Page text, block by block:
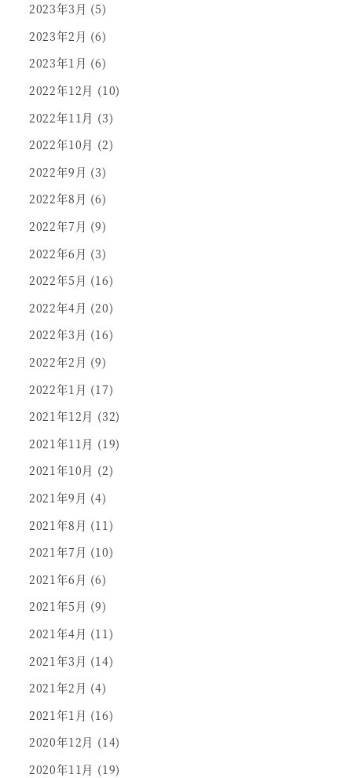
2023年3月 (5)
2023年2月 (6)
2023年1月 (6)
2022年12月 (10)
2022年11月 (3)
2022年10月 (2)
2022年9月 (3)
2022年8月 (6)
2022年7月 (9)
2022年6月 (3)
2022年5月 (16)
2022年4月 (20)
2022年3月 (16)
2022年2月 (9)
2022年1月 (17)
2021年12月 (32)
2021年11月 (19)
2021年10月 (2)
2021年9月 (4)
2021年8月 (11)
2021年7月 (10)
2021年6月 (6)
2021年5月 (9)
2021年4月 (11)
2021年3月 (14)
2021年2月 (4)
2021年1月 (16)
2020年12月 (14)
2020年11月 (19)